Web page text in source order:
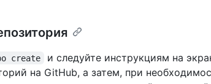
create
и следуйте инструкциям на
на GitHub, а затем, при